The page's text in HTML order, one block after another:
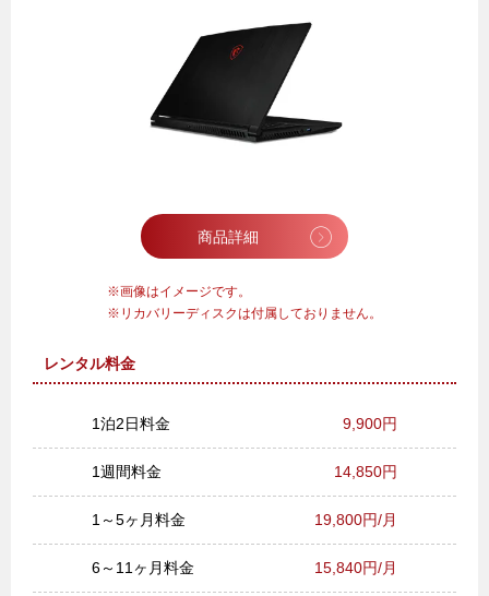
商品詳細
画像はイメージです。
リカバリーディスクは付属しておりません。
レンタル料金
1泊2日料金 9,900円
1週間料金 14,850円
1～5ヶ月料金 19,800円/月
6～11ヶ月料金 15,840円/月